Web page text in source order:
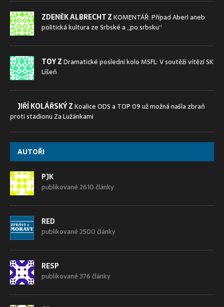
ZDENĚK ALBRECHT ZKOMENTÁŘ: Případ Aberl aneb
politická kultura ze Srbské a „po srbsku“
TOY ZDramatické poslední kolo MSFL: V soutěži vítězí SK
Líšeň
JIŘÍ KOLÁŘSKÝ ZKoalice ODS a TOP 09 už možná našla zbraň
proti stadionu Za Lužánkami
AUTOŘI
PJK
publikované 2610 články
RED
publikované 2500 články
RESP
publikované 376 články